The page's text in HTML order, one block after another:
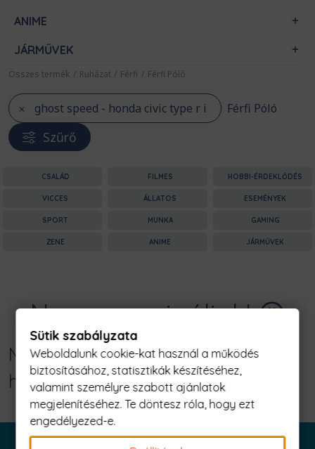
ANIME
JÁRMŰVEK
Összes termék / Ruházat / Férfi / Férfi Póló
ghost speed - honda civic type r i Férfi Póló
Szűrő
CSALÁD FILMES HOBBI-ÉRDEKLŐDÉS
VICCES ÁLLATOS ESEMÉNYEK
SPORT MUNKA GAMING
ZENE ANIME JÁRMŰVEK
Nagyon sajnáljuk! 😥
Nincs találat erre: "ghost speed -
honda civic type r i Férfi Póló"
Sütik szabályzata
Weboldalunk cookie-kat használ a működés
biztosításához, statisztikák készítéséhez,
valamint személyre szabott ajánlatok
megjelenítéséhez. Te döntesz róla, hogy ezt
engedélyezed-e.